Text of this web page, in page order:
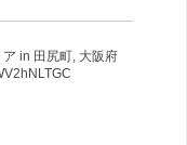
in 田尻町, 大阪府